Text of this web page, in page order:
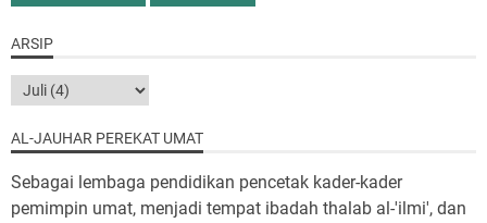
ARSIP
AL-JAUHAR PEREKAT UMAT
Sebagai lembaga pendidikan pencetak kader-kader
pemimpin umat, menjadi tempat ibadah thalab al-'ilmi', dan